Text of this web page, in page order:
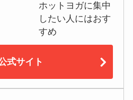
ホットヨガに集中
したい人にはおす
すめ
式サイト